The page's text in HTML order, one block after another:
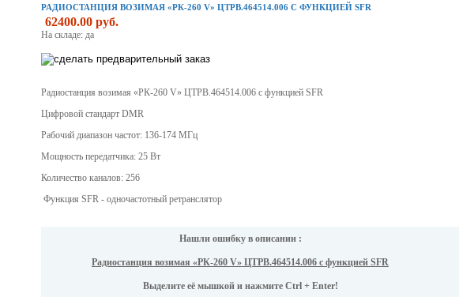
РАДИОСТАНЦИЯ ВОЗИМАЯ «РК-260 V» ЦТРВ.464514.006 С ФУНКЦИЕЙ SFR
62400.00 руб.
На складе: да
Радиостанция возимая «РК-260 V» ЦТРВ.464514.006 с функцией SFR
Цифровой стандарт DMR
Рабочий диапазон частот: 136-174 МГц
Мощность передатчика: 25 Вт
Количество каналов: 256
Функция SFR - одночастотный ретранслятор
Нашли ошибку в описании :
Радиостанция возимая «РК-260 V» ЦТРВ.464514.006 с функцией SFR
Выделите её мышкой и нажмите Ctrl + Enter!